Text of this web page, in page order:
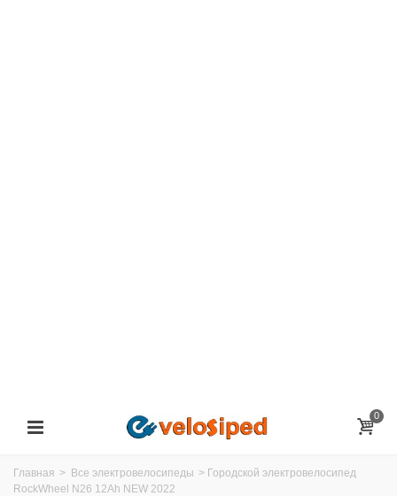
0
Главная > Все электровелосипеды > Городской электровелосипед
RockWheel N26 12Ah NEW 2022